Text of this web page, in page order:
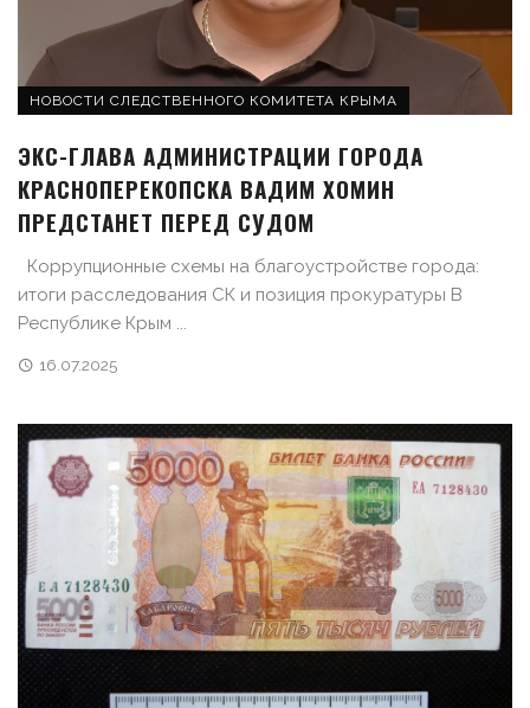
НОВОСТИ СЛЕДСТВЕННОГО КОМИТЕТА КРЫМА
ЭКС-ГЛАВА АДМИНИСТРАЦИИ ГОРОДА
КРАСНОПЕРЕКОПСКА ВАДИМ ХОМИН
ПРЕДСТАНЕТ ПЕРЕД СУДОМ
Коррупционные схемы на благоустройстве города:
итоги расследования СК и позиция прокуратуры В
Республике Крым ...
16.07.2025